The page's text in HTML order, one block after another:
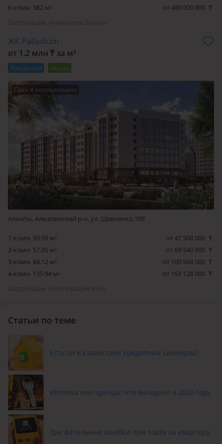
6-комн. 382 м²
от 480 000 000 ₸
ЖК Palladium
от 1.2 млн ₸ за м²
Рассрочка Акции
Сдан в эксплуатацию
Алматы, Алмалинский р-н, ул. Шевченко,109
1-комн. 39.59 м² от 47 508 000 ₸
2-комн. 57.95 м²
от 69 540 000 ₸
3-комн. 84.12 м²
от 100 944 000 ₸
4-комн. 135.94 м²
от 163 128 000 ₸
Статьи по теме
Есть ли в Казахстане кредитные каникулы?
Ипотека или аренда: что выгоднее в 2026 году
Три фатальные ошибки при торге за квартиру